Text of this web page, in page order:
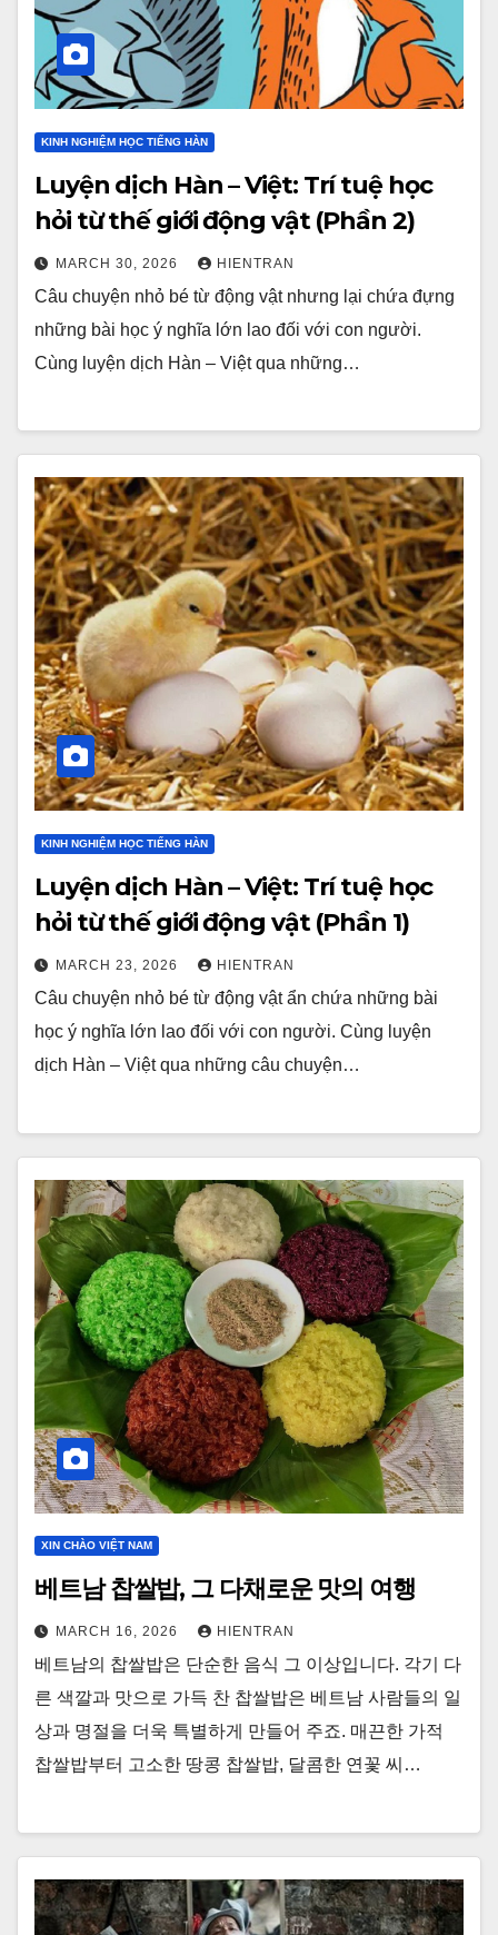
KINH NGHIỆM HỌC TIẾNG HÀN
Luyện dịch Hàn – Việt: Trí tuệ học
hỏi từ thế giới động vật (Phần 2)
MARCH 30, 2026 HIENTRAN
Câu chuyện nhỏ bé từ động vật nhưng lại chứa đựng
những bài học ý nghĩa lớn lao đối với con người.
Cùng luyện dịch Hàn – Việt qua những…
KINH NGHIỆM HỌC TIẾNG HÀN
Luyện dịch Hàn – Việt: Trí tuệ học
hỏi từ thế giới động vật (Phần 1)
MARCH 23, 2026 HIENTRAN
Câu chuyện nhỏ bé từ động vật ẩn chứa những bài
học ý nghĩa lớn lao đối với con người. Cùng luyện
dịch Hàn – Việt qua những câu chuyện…
XIN CHÀO VIỆT NAM
베트남 찹쌀밥, 그 다채로운 맛의 여행
MARCH 16, 2026 HIENTRAN
베트남의 찹쌀밥은 단순한 음식 그 이상입니다. 각기 다
른 색깔과 맛으로 가득 찬 찹쌀밥은 베트남 사람들의 일
상과 명절을 더욱 특별하게 만들어 주죠. 매끈한 가적
찹쌀밥부터 고소한 땅콩 찹쌀밥, 달콤한 연꽃 씨…